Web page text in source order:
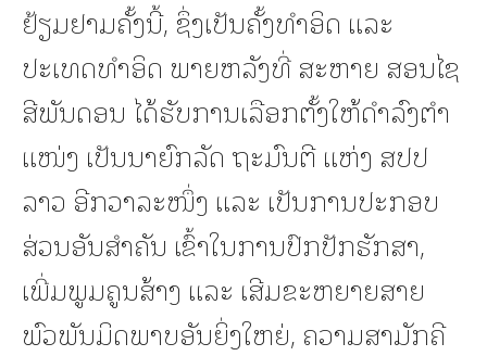
ຢ້ຽມຢາມຄັ້ງນີ້, ຊຶ່ງເປັນຄັ້ງທໍາອິດ ແລະ
ປະເທດທຳອິດ ພາຍຫລັງທີ່ ສະຫາຍ ສອນໄຊ
ສີພັນດອນ ໄດ້ຮັບການເລືອກຕັ້ງໃຫ້ດຳລົງຕໍາ
ແໜ່ງ ເປັນນາຍົກລັດ ຖະມົນຕີ ແຫ່ງ ສປປ
ລາວ ອີກວາລະໜຶ່ງ ແລະ ເປັນການປະກອບ
ສ່ວນອັນສໍາຄັນ ເຂົ້າໃນການປົກປັກຮັກສາ,
ເພີ່ມພູມຄູນສ້າງ ແລະ ເສີມຂະຫຍາຍສາຍ
ພົວພັນມິດພາບອັນຍິ່ງໃຫຍ່, ຄວາມສາມັກຄີ